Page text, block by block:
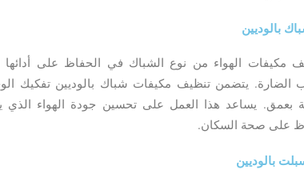
بالوديين
مكيفات الهواء من نوع الشباك في الحفاظ على أدائها
الضارة. يتضمن تنظيف مكيفات شباك بالوديين تفكيك
بعمق. يساعد هذا العمل على تحسين جودة الهواء الذي
على صحة السكان.
بالوديين